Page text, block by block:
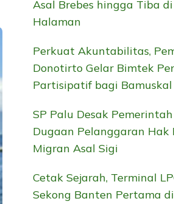
Asal Brebes hingga Tiba
Halaman
Perkuat Akuntabilitas,
Donotirto Gelar Bimtek
Partisipatif bagi Bamuskal
SP Palu Desak
Dugaan Pelanggaran Hak
Migran Asal Sigi
Cetak Sejarah, Terminal
Sekong Banten Pertama